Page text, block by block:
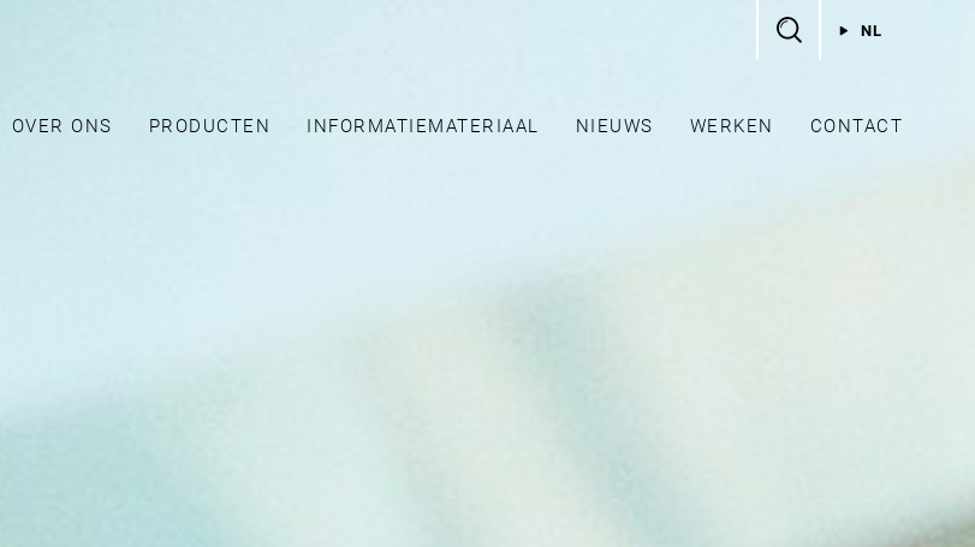
OVER ONS PRODUCTEN INFORMATIEMATERIAAL NIEUWS WERKEN CONTACT
NL